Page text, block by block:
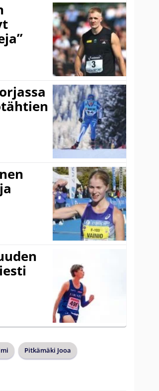
Pitkämäki Jooa